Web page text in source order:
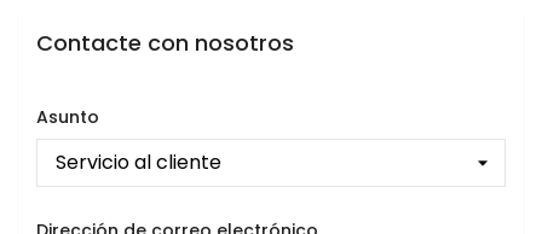
Contacte con nosotros
Asunto